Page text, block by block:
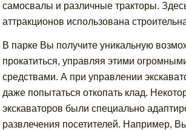
самосвалы и различные тракторы.
аттракционов использована
В парке Вы получите уникальную
прокатиться, управляя этими
средствами. А при управлении
даже попытаться откопать клад.
экскаваторов были специально
развлечения посетителей. Например,